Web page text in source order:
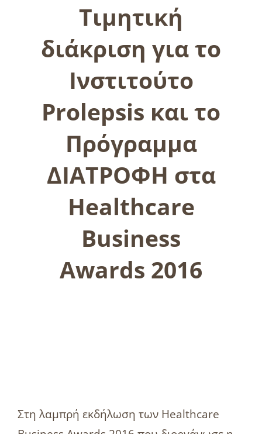
Τιμητική
διάκριση για το
Ινστιτούτο
Prolepsis και το
Πρόγραμμα
ΔΙΑΤΡΟΦΗ στα
Healthcare
Business
Awards 2016
Στη λαμπρή εκδήλωση των Healthcare